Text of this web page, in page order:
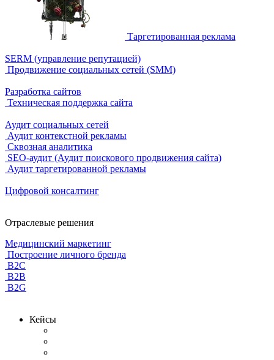
Таргетированная реклама
SERM (управление репутацией)
Продвижение социальных сетей (SMM)
Разработка сайтов
Техническая поддержка сайта
Аудит социальных сетей
Аудит контекстной рекламы
Сквозная аналитика
SEO-аудит (Аудит поискового продвижения сайта)
Аудит таргетированной рекламы
Цифровой консалтинг
Отраслевые решения
Медицинский маркетинг
Построение личного бренда
B2C
B2B
B2G
Кейсы